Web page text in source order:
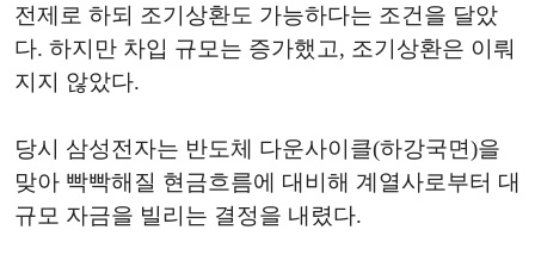
전제로 하되 조기상환도 가능하다는 조건을 달았
다. 하지만 차입 규모는 증가했고, 조기상환은 이뤄
지지 않았다.
당시 삼성전자는 반도체 다운사이클(하강국면)을
맞아 빡빡해질 현금흐름에 대비해 계열사로부터 대
규모 자금을 빌리는 결정을 내렸다.